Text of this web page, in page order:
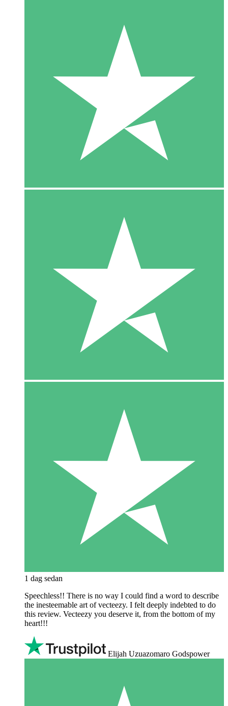
1 dag sedan
Speechless!! There is no way I could find a word to describe
the inesteemable art of vecteezy. I felt deeply indebted to do
this review. Vecteezy you deserve it, from the bottom of my
heart!!!
Elijah Uzuazomaro Godspower